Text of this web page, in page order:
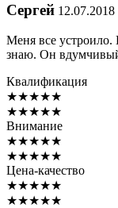
Сергей 12.07.2018
Меня все устроило.
знаю. Он
Квалификация
★★★★★
★★★★★
Внимание
★★★★★
★★★★★
Цена-качество
★★★★★
★★★★★